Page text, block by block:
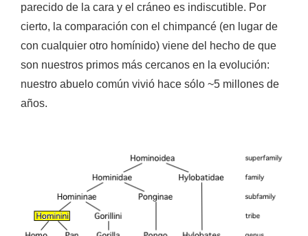
parecido de la cara y el cráneo es indiscutible. Por
cierto, la comparación con el chimpancé (en lugar de
con cualquier otro homínido) viene del hecho de que
son nuestros primos más cercanos en la evolución:
nuestro abuelo común vivió hace sólo ~5 millones de
años.